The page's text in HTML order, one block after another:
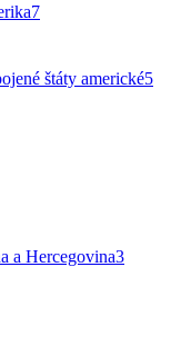
7
štáty americké5
a Hercegovina3